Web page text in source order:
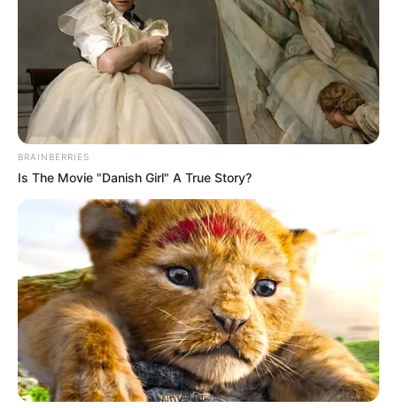
BRAINBERRIES
Is The Movie "Danish Girl" A True Story?